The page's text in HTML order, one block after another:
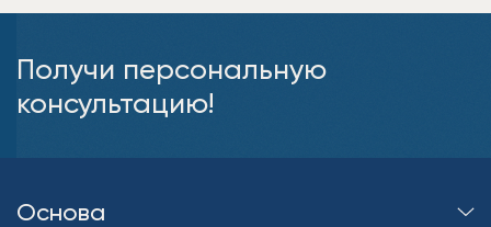
Получи персональную
консультацию!
Основа